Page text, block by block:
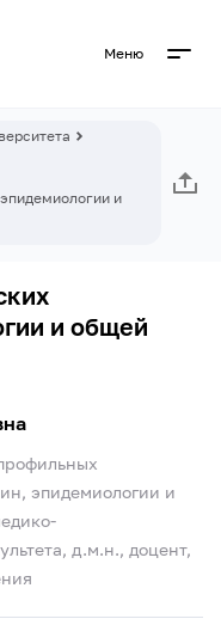
Меню
и
и общей
эпидемиологии и
д.м.н., доцент,